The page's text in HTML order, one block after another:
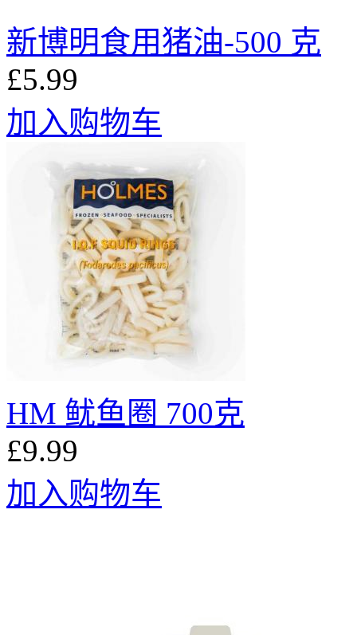
新博明食用猪油-500 克
£5.99
加入购物车
HM 鱿鱼圈 700克
£9.99
加入购物车